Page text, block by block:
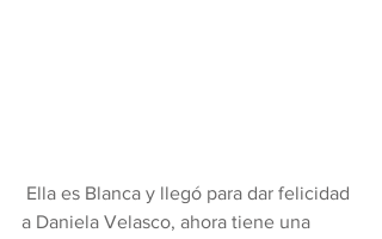
a Daniela Velasco, ahora tiene una